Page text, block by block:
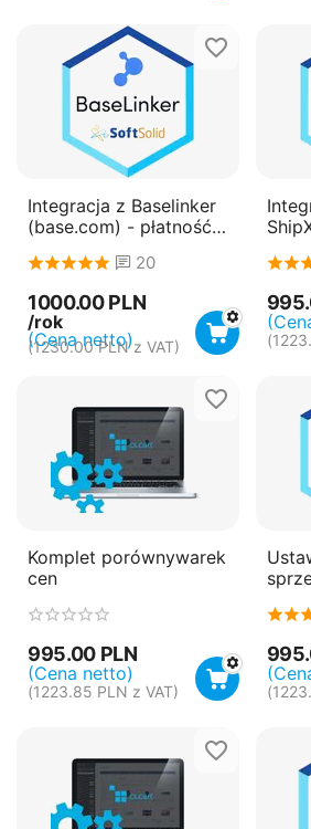
Integracja z Baselinker
(base.com) - płatność
20
1000.00 PLN
/rok
(Cena netto)
(1230.00 PLNz VAT) (
Komplet porównywarek
cen
995.00 PLN
(Cena netto)
(1223.85 PLN z VAT) (